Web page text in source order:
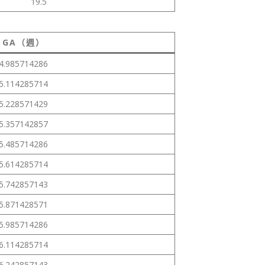
GA（週）
4.985714286
5.114285714
5.228571429
5.357142857
5.485714286
5.614285714
5.742857143
5.871428571
5.985714286
6.114285714